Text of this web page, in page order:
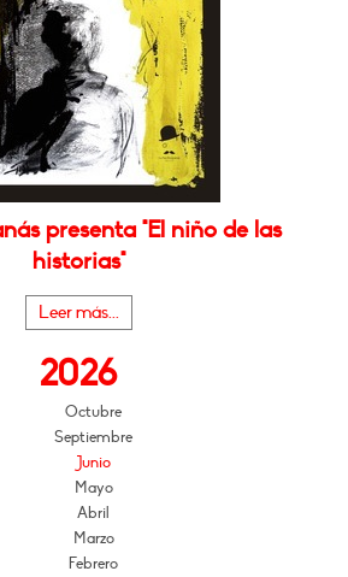
presenta "El niño de las
historias"
Leer más...
2026
Octubre
Septiembre
Junio
Mayo
Abril
Marzo
Febrero